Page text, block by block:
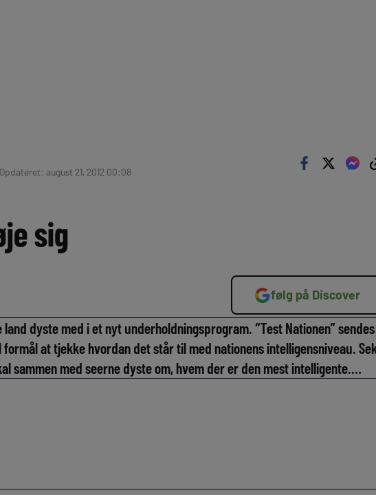
august 21, 2012 00:08
sig
følg på Discover
dyste med i et nyt underholdningsprogram. “Test Nationen” sendes
at tjekke hvordan det står til med nationens intelligensniveau.
sammen med seerne dyste om, hvem der er den mest intelligente.…